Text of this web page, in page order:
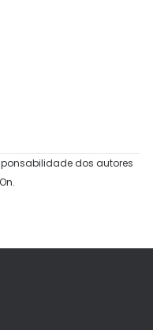
dos autores